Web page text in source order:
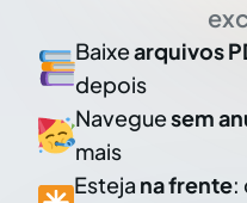
Baixearquivos
depois
Naveguesem
mais
Esteja na frente: